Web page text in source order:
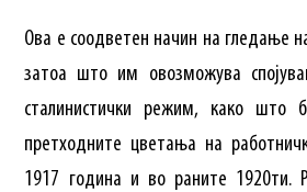
Ова е соодветен начин на гледање
затоа што им овозможува
сталинистички режим, како што
претходните цветања на
1917 година и во раните 1920ти.